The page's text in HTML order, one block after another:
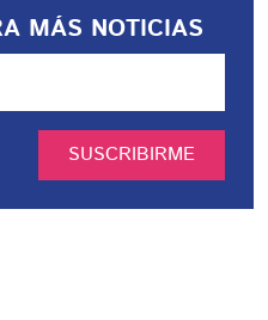
MÁS NOTICIAS
SUSCRIBIRME